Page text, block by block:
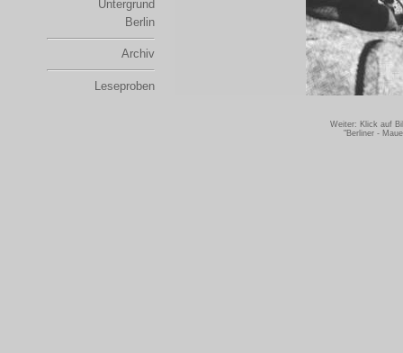
Untergrund
Berlin
Archiv
Leseproben
Weiter: Klick auf
"Berliner -